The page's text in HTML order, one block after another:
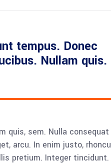
tempus. Donec
Nullam quis.
quis, sem. Nulla
arcu. In enim justo,
pretium. Integer